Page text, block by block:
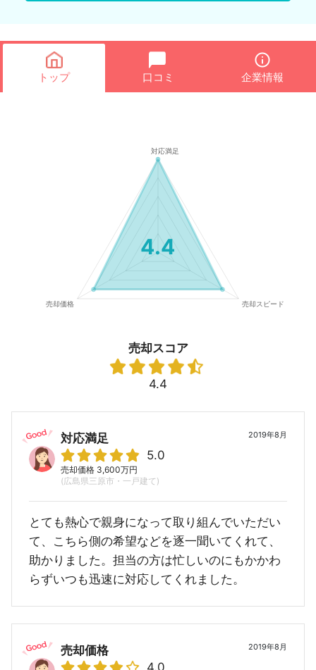
トップ 口コミ 企業情報
4.4
売却スコア
4.4
2019年8月
対応満足
5.0
売却価格 3,600万円
(広島県三原市・一戸建て)
とても熱心で親身になって取り組んでいただい
て、こちら側の希望などを逐一聞いてくれて、
助かりました。担当の方は忙しいのにもかかわ
らずいつも迅速に対応してくれました。
2019年8月
売却価格
4.0